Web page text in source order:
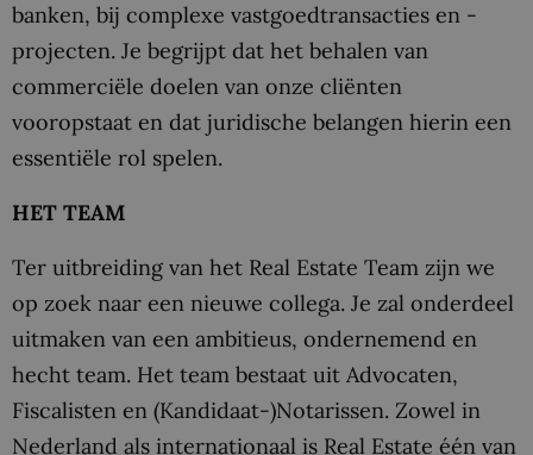
banken, bij complexe vastgoedtransacties en -
projecten. Je begrijpt dat het behalen van
commerciële doelen van onze cliënten
vooropstaat en dat juridische belangen hierin een
essentiële rol spelen.
HET TEAM
Ter uitbreiding van het Real Estate Team zijn we
op zoek naar een nieuwe collega. Je zal onderdeel
uitmaken van een ambitieus, ondernemend en
hecht team. Het team bestaat uit Advocaten,
Fiscalisten en (Kandidaat-)Notarissen. Zowel in
Nederland als internationaal is Real Estate één van